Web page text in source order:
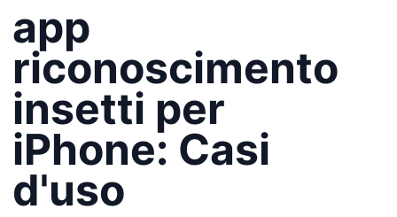
app
riconoscimento
insetti per
iPhone: Casi
d'uso